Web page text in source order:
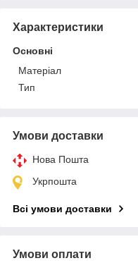
Характеристики
Основні
Матеріал
Тип
Умови доставки
Нова Пошта
Укрпошта
Всі умови доставки
Умови оплати